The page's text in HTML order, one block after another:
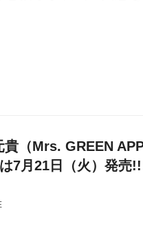
貴（Mrs. GREEN
7月21日（火）発売!!